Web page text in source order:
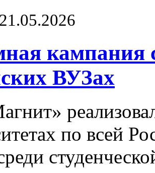
21.05.2026
кампания
ВУЗах
по всей